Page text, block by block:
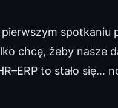
spotkaniu
chcę, żeby nasze
to stało się…